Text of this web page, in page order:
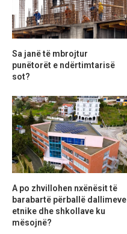
Sa janë të mbrojtur
punëtorët e ndërtimtarisë
sot?
A po zhvillohen nxënësit të
barabartë përballë dallimeve
etnike dhe shkollave ku
mësojnë?